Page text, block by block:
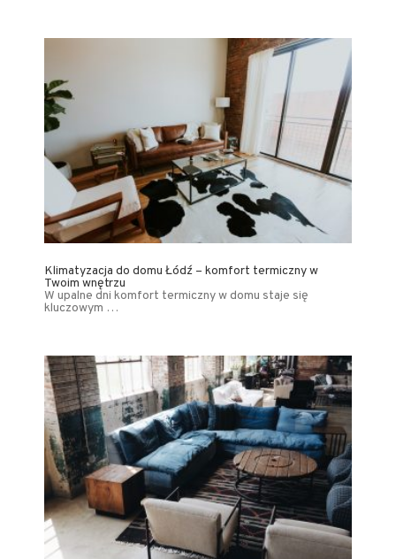
Klimatyzacja do domu Łódź – komfort termiczny w
Twoim wnętrzu
W upalne dni komfort termiczny w domu staje się
kluczowym …